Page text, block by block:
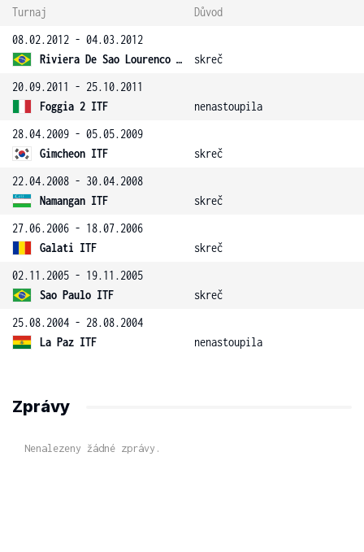
Turnaj
Důvod
08.02.2012 - 04.03.2012
Riviera De Sao Lourenco ITF
skreč
20.09.2011 - 25.10.2011
Foggia 2 ITF
nenastoupila
28.04.2009 - 05.05.2009
Gimcheon ITF
skreč
22.04.2008 - 30.04.2008
Namangan ITF
skreč
27.06.2006 - 18.07.2006
Galati ITF
skreč
02.11.2005 - 19.11.2005
Sao Paulo ITF
skreč
25.08.2004 - 28.08.2004
La Paz ITF
nenastoupila
Zprávy
Nenalezeny žádné zprávy.